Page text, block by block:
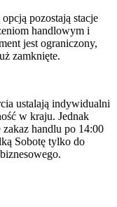
pozostają stacje
handlowym i
jest ograniczony,
zamknięte.
ustalają indywidualni
w kraju. Jednak
handlu po 14:00
Sobotę tylko do